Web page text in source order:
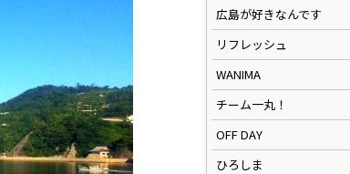
広島が好きなんです
リフレッシュ
WANIMA
チーム一丸！
OFF DAY
ひろしま